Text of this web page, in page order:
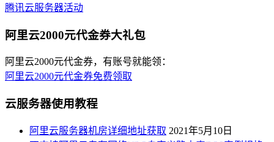
腾讯云服务器活动
阿里云2000元代金券大礼包
阿里云2000元代金券，有账号就能领：
阿里云2000元代金券免费领取
云服务器使用教程
阿里云服务器机房详细地址获取 2021年5月10日